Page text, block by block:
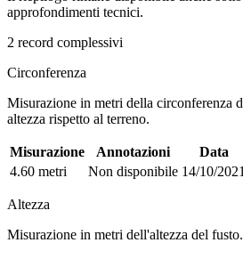
approfondimenti tecnici.
2 record complessivi
Circonferenza
Misurazione in metri della circonferenza
altezza rispetto al terreno.
Misurazione Annotazioni
Data
4.60 metri
Non disponibile 14/10/2021
Altezza
Misurazione in metri dell'altezza del fusto.